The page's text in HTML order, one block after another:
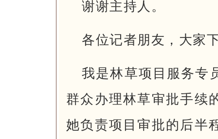
谢谢主持人。
各位记者朋友，大家
我是林草项目服务专
群众办理林草审批手续
她负责项目审批的后半